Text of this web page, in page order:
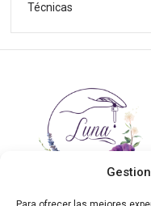
Técnicas